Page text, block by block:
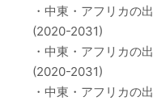
・中東・アフリカの
(2020-2031)
・中東・アフリカの
(2020-2031)
・中東・アフリカの